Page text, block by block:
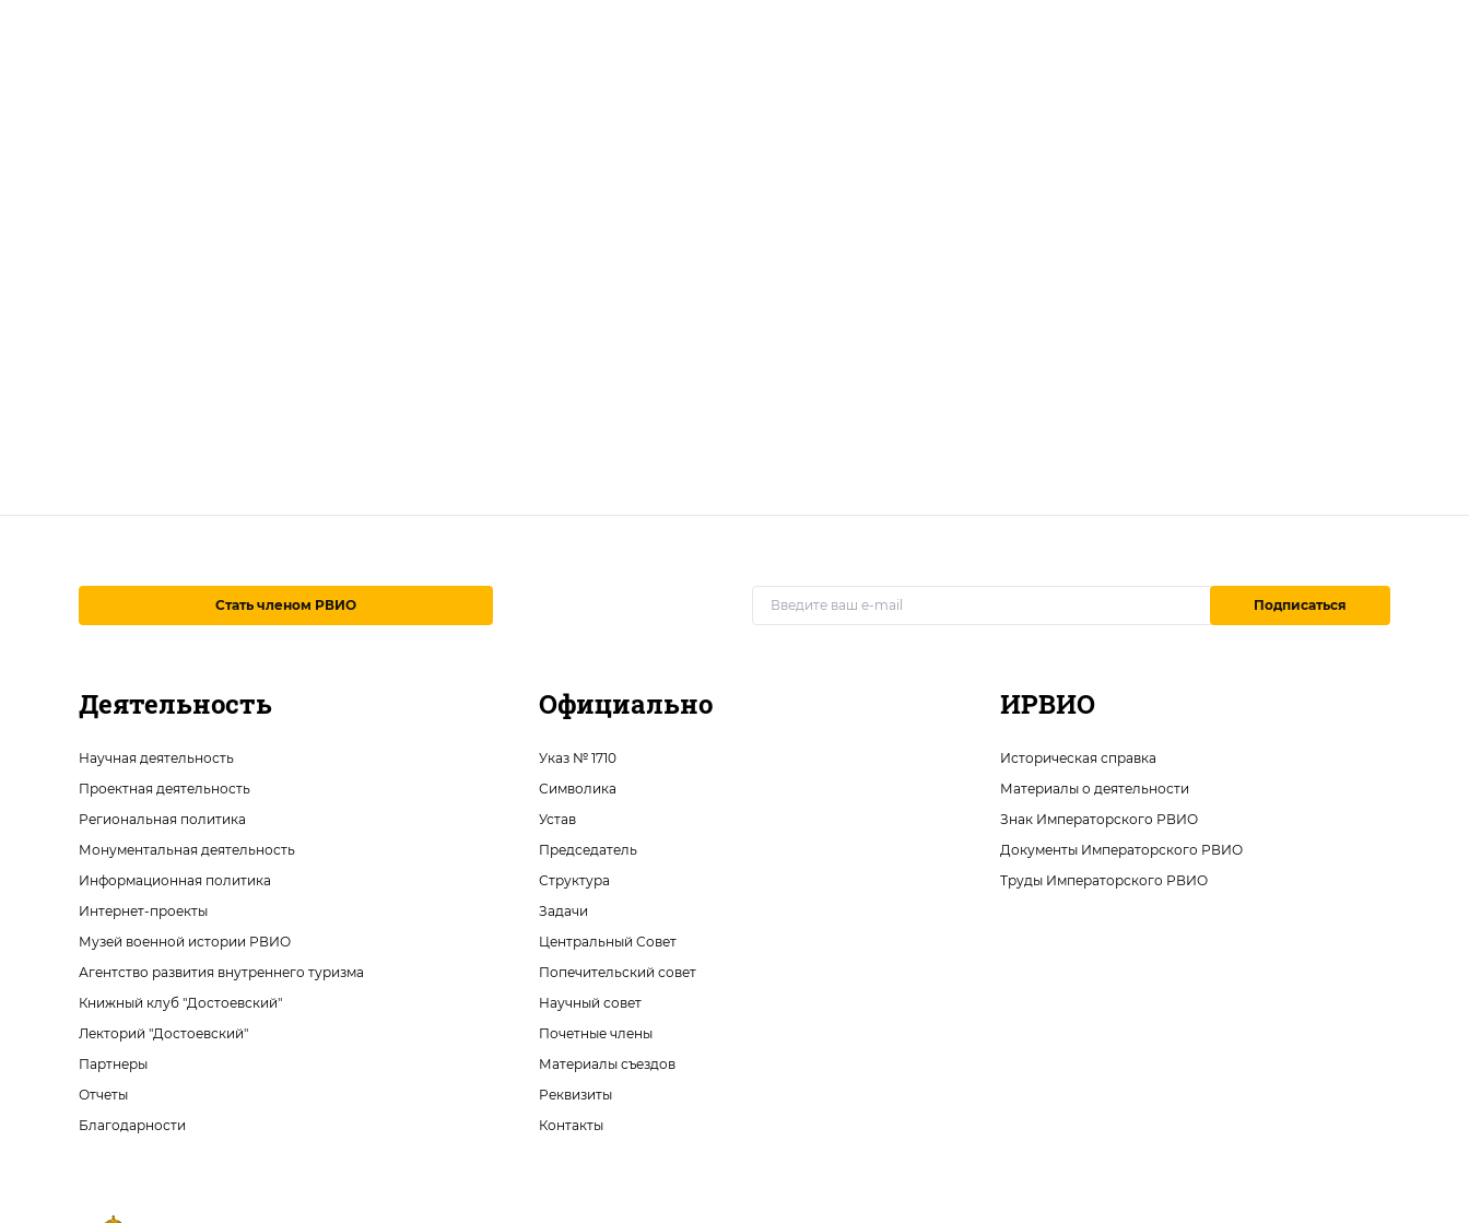
Стать членом РВИО Подписаться
Деятельность
Научная деятельность
Проектная деятельность
Региональная политика
Монументальная деятельность
Информационная политика
Интернет-проекты
Музей военной истории РВИО
Агентство развития внутреннего туризма
Книжный клуб "Достоевский"
Лекторий "Достоевский"
Партнеры
Отчеты
Благодарности
Официально
Указ № 1710
Символика
Устав
Председатель
Структура
Задачи
Центральный Совет
Попечительский совет
Научный совет
Почетные члены
Материалы съездов
Реквизиты
Контакты
ИРВИО
Историческая справка
Материалы о деятельности
Знак Императорского РВИО
Документы Императорского РВИО
Труды Императорского РВИО